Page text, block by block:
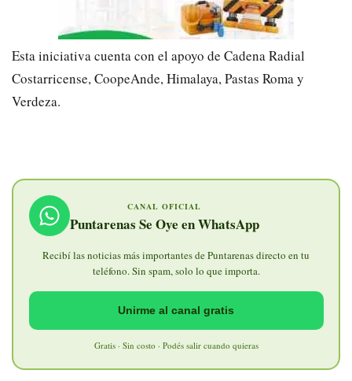
Esta iniciativa cuenta con el apoyo de Cadena Radial
Costarricense, CoopeAnde, Himalaya, Pastas Roma y
Verdeza.
CANAL OFICIAL
Puntarenas Se Oye en WhatsApp
Recibí las noticias más importantes de Puntarenas directo en tu
teléfono. Sin spam, solo lo que importa.
Unirme al canal gratis
Gratis · Sin costo · Podés salir cuando quieras